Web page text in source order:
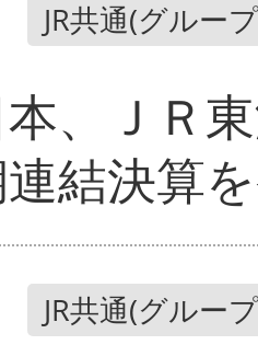
JR共通(グルー
本、ＪＲ
結決算
JR共通(グルー